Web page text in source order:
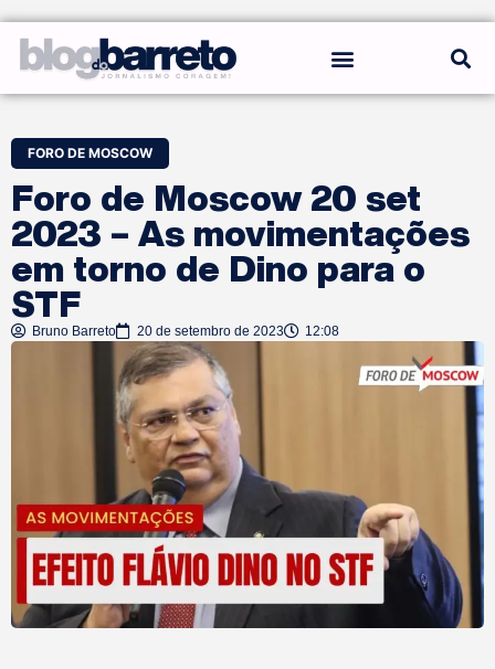
FORO DE MOSCOW
Foro de Moscow 20 set
2023 – As movimentações
em torno de Dino para o
STF
Bruno Barreto 20 de setembro de 2023 12:08